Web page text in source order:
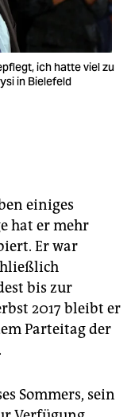
ich hatte viel zu
in Bielefeld
einiges
hat er mehr
Er war
bis zur
2017 bleibt er
Parteitag der
Sommers, sein